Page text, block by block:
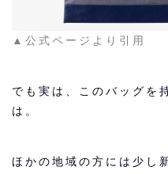
▲公式ページより引用
でも実は、このバッグを
は。
ほかの地域の方には少し